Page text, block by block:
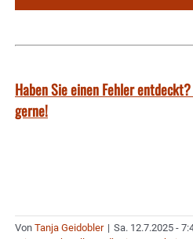
Haben Sie einen Fehler
gerne!
Von Tanja Geidobler | Sa. 12.7.2025 -